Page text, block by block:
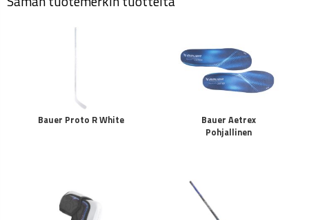
Bauer Proto R White
Bauer Aetrex
Pohjallinen